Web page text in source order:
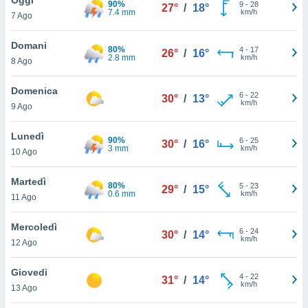
è
al sito
di
ci
di
il
un
la
nella
7 Ago
90%
7.4 mm
27° / 18° 9- 28
km/h
Domani
8 Ago
80%
2.8 mm
26° / 16° 4- 17
km/h
Domenica
9 Ago
30° / 13° 6- 22
km/h
Lunedì
10 Ago
90%
3 mm
30° / 16° 6- 25
km/h
Martedì
11 Ago
80%
0.6 mm
29° / 15° 5- 23
km/h
Mercoledì
12 Ago
30° / 14° 6- 24
km/h
Giovedi
13 Ago
31° / 14° 4- 22
km/h